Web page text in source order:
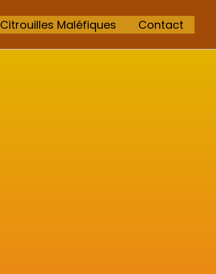
Citrouilles Maléfiques Contact